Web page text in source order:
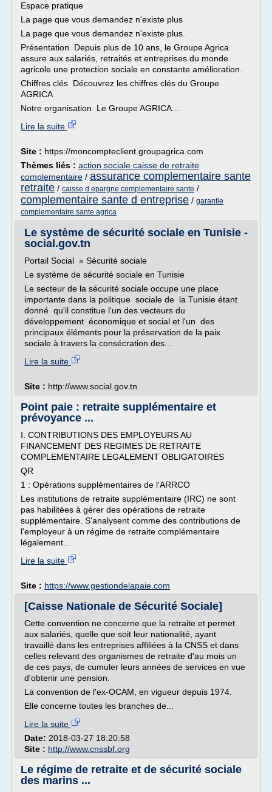
Espace pratique
La page que vous demandez n'existe plus
La page que vous demandez n'existe plus.
Présentation Depuis plus de 10 ans, le Groupe Agrica
assure aux salariés, retraités et entreprises du monde
agricole une protection sociale en constante amélioration.
Chiffres clés Découvrez les chiffres clés du Groupe
AGRICA
Notre organisation Le Groupe AGRICA...
Lire la suite
Site : https://moncompteclient.groupagrica.com
Thèmes liés : action sociale caisse de retraite
complementaire / assurance complementaire sante
retraite / caisse d epargne complementaire sante /
complementaire sante d entreprise / garantie
complementaire sante agrica
Le système de sécurité sociale en Tunisie -
social.gov.tn
Portail Social » Sécurité sociale
Le système de sécurité sociale en Tunisie
Le secteur de la sécurité sociale occupe une place
importante dans la politique sociale de la Tunisie étant
donné qu'il constitue l'un des vecteurs du
développement économique et social et l'un des
principaux éléments pour la préservation de la paix
sociale à travers la consécration des...
Lire la suite
Site : http://www.social.gov.tn
Point paie : retraite supplémentaire et
prévoyance ...
I. CONTRIBUTIONS DES EMPLOYEURS AU
FINANCEMENT DES REGIMES DE RETRAITE
COMPLEMENTAIRE LEGALEMENT OBLIGATOIRES
QR
1 : Opérations supplémentaires de l'ARRCO
Les institutions de retraite supplémentaire (IRC) ne sont
pas habilitées à gérer des opérations de retraite
supplémentaire. S'analysent comme des contributions de
l'employeur à un régime de retraite complémentaire
légalement...
Lire la suite
Site : https://www.gestiondelapaie.com
[Caisse Nationale de Sécurité Sociale]
Cette convention ne concerne que la retraite et permet
aux salariés, quelle que soit leur nationalité, ayant
travaillé dans les entreprises affiliées à la CNSS et dans
celles relevant des organismes de retraite d'au mois un
de ces pays, de cumuler leurs années de services en vue
d'obtenir une pension.
La convention de l'ex-OCAM, en vigueur depuis 1974.
Elle concerne toutes les branches de...
Lire la suite
Date: 2018-03-27 18:20:58
Site : http://www.cnssbf.org
Le régime de retraite et de sécurité sociale
des marins ...